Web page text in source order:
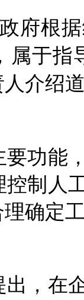
府根
属于指
介绍
功能
制人
确定
，在